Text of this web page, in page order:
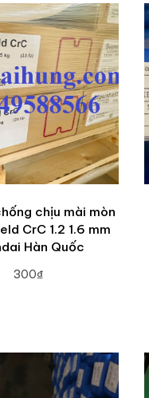
chịu mài mòn
CrC 1.2 1.6 mm
Hàn Quốc
300₫